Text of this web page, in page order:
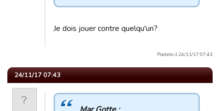
Je dois jouer contre quelqu'un?
Postato il 24/11/17 07:43
24/11/17 07:43